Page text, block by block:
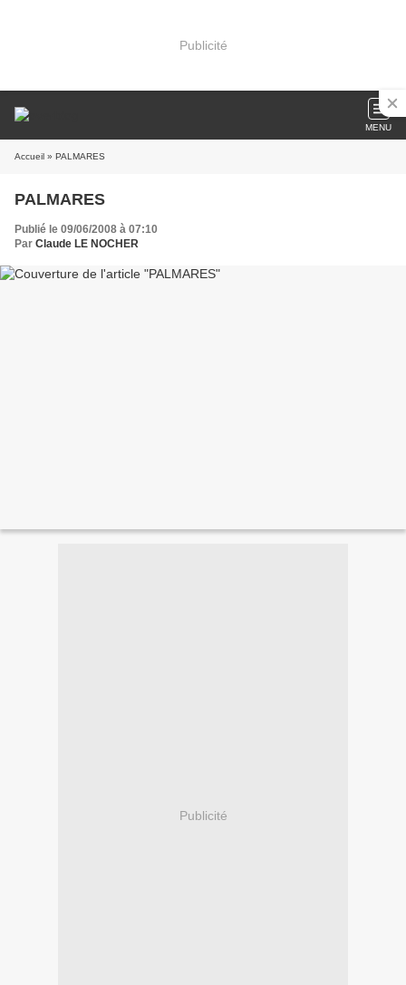
Publicité
MENU
Accueil » PALMARES
PALMARES
Publié le 09/06/2008 à 07:10
Par Claude LE NOCHER
Publicité